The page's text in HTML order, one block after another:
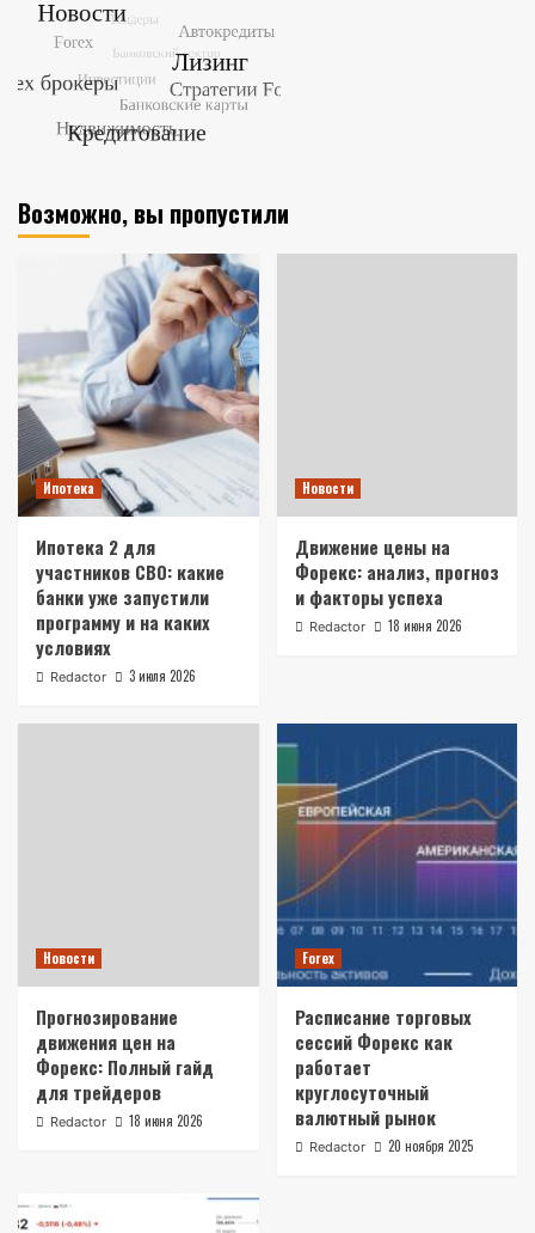
Возможно, вы пропустили
Ипотека
Ипотека 2 для
участников СВО: какие
банки уже запустили
программу и на каких
условиях
Redactor 3 июля 2026
Новости
Движение цены на
Форекс: анализ, прогноз
и факторы успеха
Redactor 18 июня 2026
Новости
Прогнозирование
движения цен на
Форекс: Полный гайд
для трейдеров
Redactor 18 июня 2026
Forex
Расписание торговых
сессий Форекс как
работает
круглосуточный
валютный рынок
Redactor 20 ноября 2025